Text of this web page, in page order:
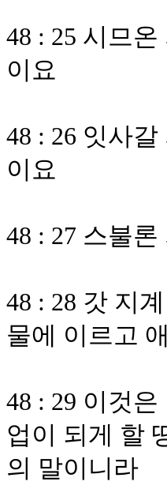
48 : 25 시므
이요
48 : 26 잇사
이요
48 : 27 스불
48 : 28 갓 지
물에 이르고
48 : 29 이것
업이 되게 할
의 말이니라